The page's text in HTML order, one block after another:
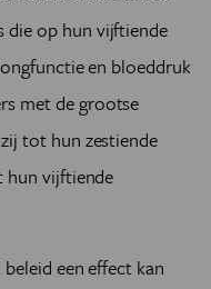
die op hun vijftiende
en bloeddruk
met de grootse
tot hun zestiende
hun vijftiende
een effect kan